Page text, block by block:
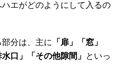
エがどのようにして入るの
分は、主に 「扉」「窓」
口」「その他隙間」
といっ